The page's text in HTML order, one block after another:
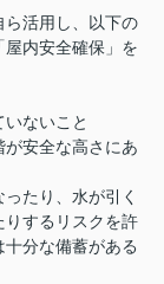
活用し、以下の
内安全確保」を
ないこと
安全な高さにあ
たり、水が引く
りするリスクを許
分な備蓄がある